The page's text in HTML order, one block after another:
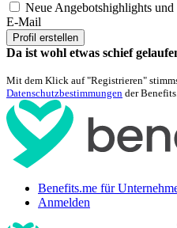
Neue Angebotshighlights
E-Mail
Profil erstellen
Da ist wohl etwas schief
Mit dem Klick auf "Registrieren"
Datenschutzbestimmungen der
Benefits.me für
Anmelden